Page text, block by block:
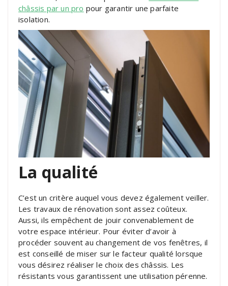
châssis par un pro pour garantir une parfaite
isolation.
La qualité
C’est un critère auquel vous devez également veiller.
Les travaux de rénovation sont assez coûteux.
Aussi, ils empêchent de jouir convenablement de
votre espace intérieur. Pour éviter d’avoir à
procéder souvent au changement de vos fenêtres, il
est conseillé de miser sur le facteur qualité lorsque
vous désirez réaliser le choix des châssis. Les
résistants vous garantissent une utilisation pérenne.